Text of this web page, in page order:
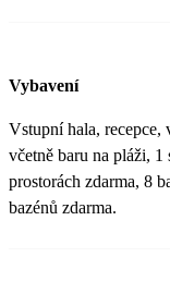
Vybavení
Vstupní hala, recepce,
včetně baru na pláži,
prostorách zdarma, 8
bazénů zdarma.